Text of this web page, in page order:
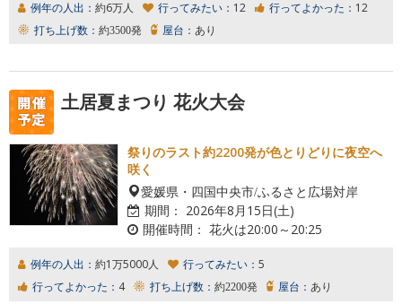
例年の人出： 約6万人 行ってみたい： 12 行ってよかった： 12
打ち上げ数： 約3500発 屋台： あり
土居夏まつり 花火大会
祭りのラスト約2200発が色とりどりに夜空へ
咲く
愛媛県・四国中央市/ふるさと広場対岸
期間： 2026年8月15日(土)
開催時間： 花火は20:00～20:25
例年の人出： 約1万5000人 行ってみたい： 5
行ってよかった： 4 打ち上げ数： 約2200発 屋台： あり